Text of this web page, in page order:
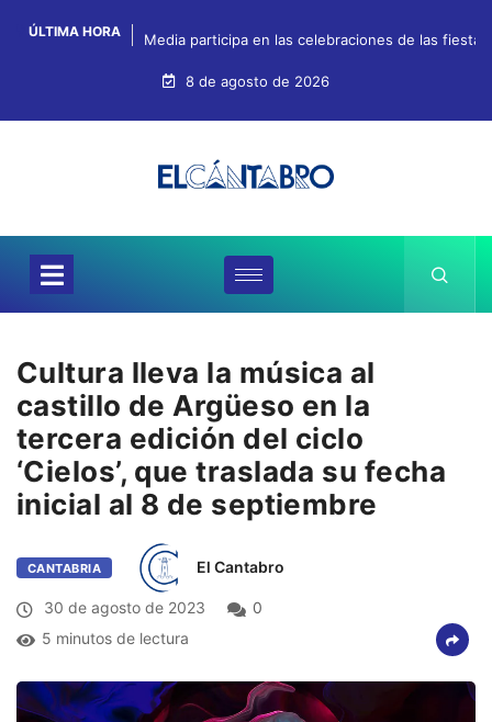
ÚLTIMA HORA Media participa en las celebraciones de las fiestas
8 de agosto de 2026
Cultura lleva la música al
castillo de Argüeso en la
tercera edición del ciclo
‘Cielos’, que traslada su fecha
inicial al 8 de septiembre
CANTABRIA El Cantabro
30 de agosto de 2023
0
5 minutos de lectura